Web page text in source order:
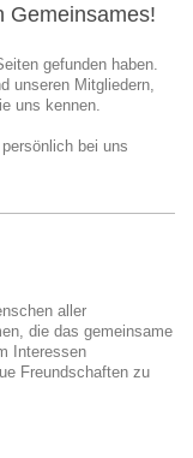
gefunden haben.
unseren Mitgliedern,
uns kennen.
bei uns
aller
die das gemeinsame
Interessen
Freundschaften zu